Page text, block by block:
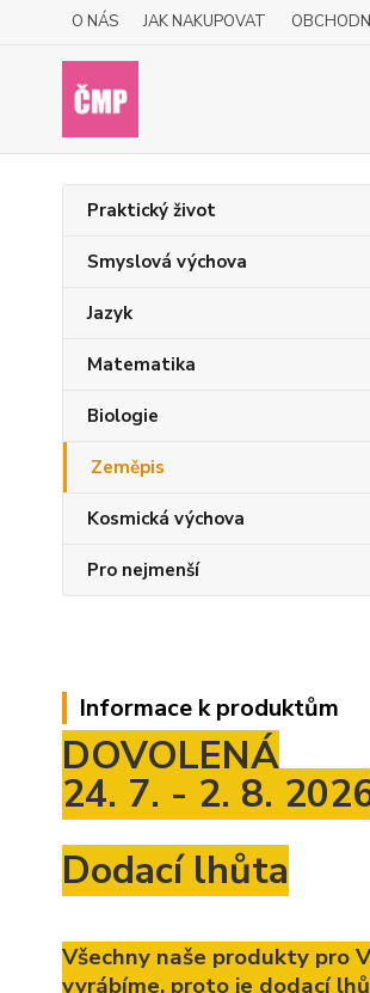
O NÁS JAK NAKUPOVAT
Praktický život
Smyslová výchova
Jazyk
Matematika
Biologie
Zeměpis
Kosmická výchova
Pro nejmenší
Informace k produktům
DOVOLENÁ
24. 7. - 2. 8.
Dodací lhůta
Všechny naše produkty pro
vyrábíme, proto je dodací